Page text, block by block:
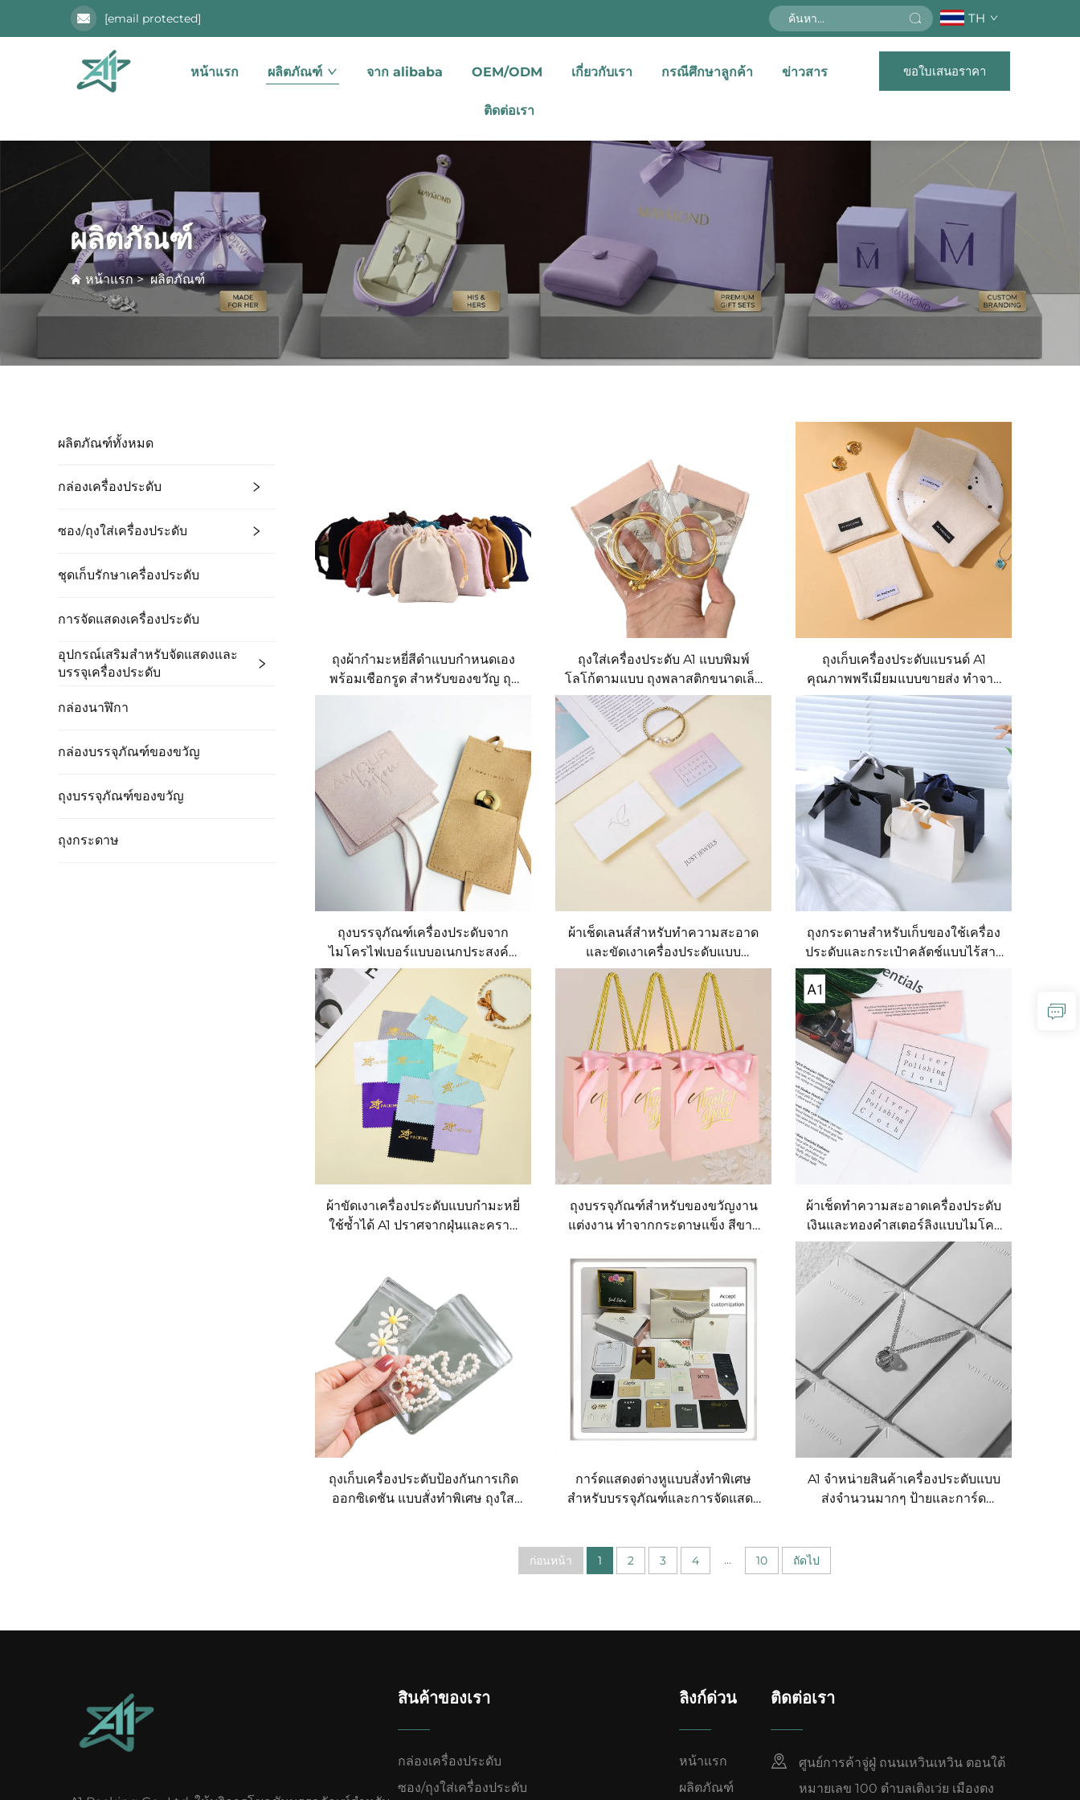
[email protected] TH
หน้าแรก ผลิตภัณฑ์ จาก alibaba OEM/ODM เกี่ยวกับเรา กรณีศึกษาลูกค้า ข่าวสาร
ติดต่อเรา
ขอใบเสนอราคา
ผลิตภัณฑ์
หน้าแรก>ผลิตภัณฑ์
ผลิตภัณฑ์ทั้งหมด
กล่องเครื่องประดับ
ซอง/ถุงใส่เครื่องประดับ
ชุดเก็บรักษาเครื่องประดับ
การจัดแสดงเครื่องประดับ
อุปกรณ์เสริมสำหรับจัดแสดงและ
บรรจุเครื่องประดับ
กล่องนาฬิกา
กล่องบรรจุภัณฑ์ของขวัญ
ถุงบรรจุภัณฑ์ของขวัญ
ถุงกระดาษ
ถุงผ้ากำมะหยี่สีดำแบบกำหนดเอง
พร้อมเชือกรูด สำหรับของขวัญ ถุง
ใส่เครื่องประดับทำจากผ้ากำมะหยี่
ประดับพร้อมพิมพ์โลโก้
ถุงใส่เครื่องประดับ A1 แบบพิมพ์
โลโก้ตามแบบ ถุงพลาสติกขนาดเล็ก
แบบฝ้า พร้อมซิป ทำจากวัสดุ TPU,
EVA หรือ PVC ใช้สำหรับบรรจุ
ภัณฑ์และจัดเก็บเครื่องประดับ
ถุงเก็บเครื่องประดับแบรนด์ A1
คุณภาพพรีเมียมแบบขายส่ง ทำจาก
ผ้าฝ้ายพร้อมฝาปิด สามารถพิมพ์
โลโก้เฉพาะตัวได้ เหมาะสำหรับการ
มอบเป็นของขวัญและการบรรจุ
ภัณฑ์
ถุงบรรจุภัณฑ์เครื่องประดับจาก
ไมโครไฟเบอร์แบบอเนกประสงค์ที่
สามารถพิมพ์โลโก้แบบกำหนดเอง
พร้อมถุงบรรจุภัณฑ์เครื่องประดับ
และกล่อง
ผ้าเช็ดเลนส์สำหรับทำความสะอาด
และขัดเงาเครื่องประดับแบบ
กระดาษอาร์ตพีเปอร์/กระดาษแข็ง
A1 จัดส่งตรงเวลา พร้อมปรับแต่ง
ขนาดและโลโก้ตามที่ลูกค้าต้องการ
ถุงกระดาษสำหรับเก็บของใช้เครื่อง
ประดับและกระเป๋าคลัตช์แบบไร้สาย
รัดเอว พร้อมจำหน่ายในสต๊อก ถุง
ของขวัญสไตล์หรูหราแบบเรียบง่าย
มีให้เลือกหลายสี และมีริบบิ้นตกแต่ง
ผ้าขัดเงาเครื่องประดับแบบกำมะหยี่
ใช้ซ้ำได้ A1 ปราศจากฝุ่นและคราบ
และเลือกแบบปั๊มนูนหรือปั๊มเว้าตาม
ที่ต้องการ
ถุงบรรจุภัณฑ์สำหรับของขวัญงาน
แต่งงาน ทำจากกระดาษแข็ง สีขาว
ปั๊มนูน และลามิเนต สามารถปรับ
แต่งโลโก้ตามต้องการ เป็นมิตรกับ
สิ่งแวดล้อม ใช้ซ้ำได้
ผ้าเช็ดทำความสะอาดเครื่องประดับ
เงินและทองคำสเตอร์ลิงแบบไมโคร
ไฟเบอร์ ราคาประหยัด พร้อมพิมพ์
โลโก้แบบกำหนดเอง
ถุงเก็บเครื่องประดับป้องกันการเกิด
ออกซิเดชัน แบบสั่งทำพิเศษ ถุงใส
การ์ดแสดงต่างหูแบบสั่งทำพิเศษ
สำหรับบรรจุภัณฑ์และการจัดแสดง
A1 จำหน่ายสินค้าเครื่องประดับแบบ
ส่งจำนวนมากๆ ป้ายและการ์ด
ก่อนหน้า 1 2 3 4 ... 10 ถัดไป
สินค้าของเรา
กล่องเครื่องประดับ
ซอง/ถุงใส่เครื่องประดับ
ลิงก์ด่วน
หน้าแรก
ผลิตภัณฑ์
ติดต่อเรา
ศูนย์การค้าจู่ฝู่ ถนนเหวินเหวิน ตอนใต้
หมายเลข 100 ตำบลเติงเว่ย เมืองตง